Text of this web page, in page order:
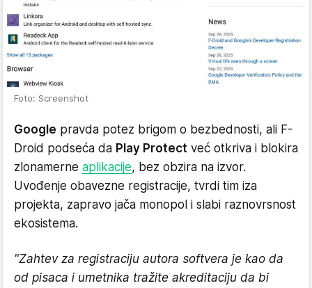
Foto: Screenshot
Google pravda potez brigom o bezbednosti, ali F-
Droid podseća da Play Protect već otkriva i blokira
zlonamerne aplikacije, bez obzira na izvor.
Uvođenje obavezne registracije, tvrdi tim iza
projekta, zapravo jača monopol i slabi raznovrsnost
ekosistema.
"Zahtev za registraciju autora softvera je kao da
od pisaca i umetnika tražite akreditaciju da bi